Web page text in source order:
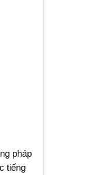
pháp
tiếng